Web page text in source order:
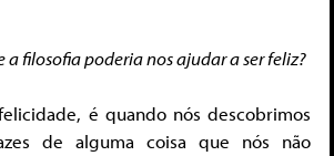
a filosofia poderia nos ajudar a ser feliz?
é quando nós descobrimos
de alguma coisa que nós não